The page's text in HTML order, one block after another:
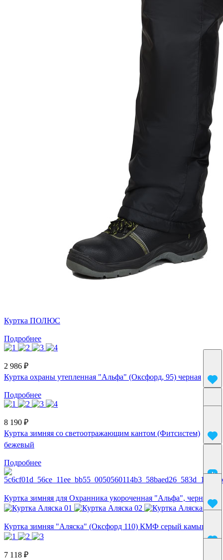
Куртка ПОЛЮС
Подробнее
2 986 ₽
Куртка охраны утепленная "Альфа" (Оксфорд, 95) черная
Подробнее
8 190 ₽
Куртка зимняя со светоотражающим кантом (Фитсистем)
бежевый
Подробнее
Куртка зимняя для Охранника укороченная "Альфа", черный
Куртка зимняя "Аляска" (Оксфорд 110) КМФ серый камыш
7 118 ₽